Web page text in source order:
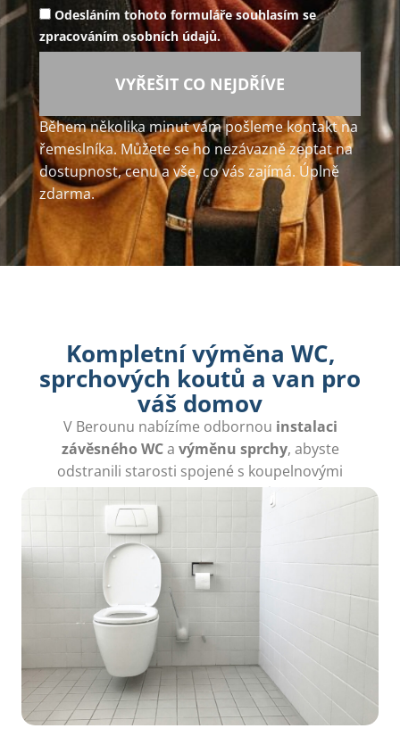
Odesláním tohoto formuláře souhlasím se
zpracováním osobních údajů.
VYŘEŠIT CO NEJDŘÍVE
Během několika minut vám pošleme kontakt na
řemeslníka. Můžete se ho nezávazně zeptat na
dostupnost, cenu a vše, co vás zajímá. Úplně
zdarma.
Kompletní výměna WC,
sprchových koutů a van pro
váš domov
V Berounu nabízíme odbornou instalaci
závěsného WCa výměnu sprchy, abyste
odstranili starosti spojené s koupelnovými
opravami a zmodernizovali svůj prostor.